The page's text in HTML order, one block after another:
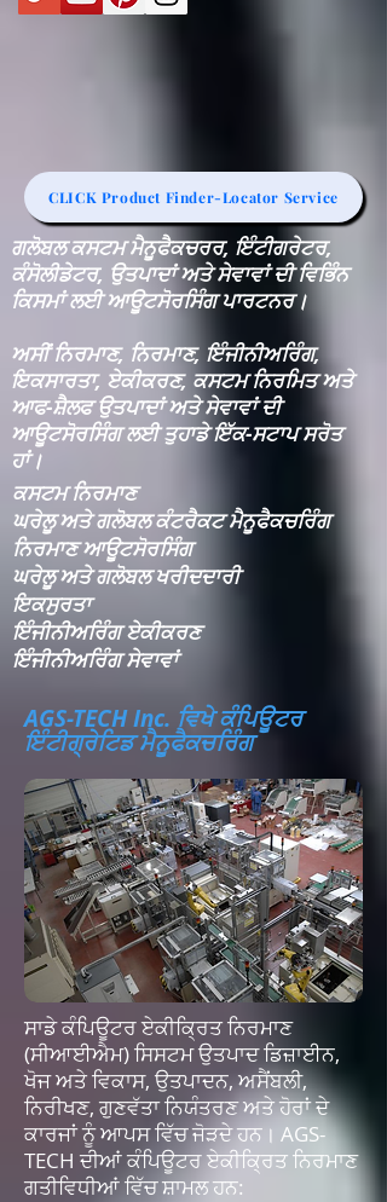
CLICK Product Finder-Locator Service
ਗਲੋਬਲ ਕਸਟਮ ਮੈਨੂਫੈਕਚਰਰ, ਇੰਟੀਗਰੇਟਰ,
ਕੰਸੋਲੀਡੇਟਰ, ਉਤਪਾਦਾਂ ਅਤੇ ਸੇਵਾਵਾਂ ਦੀ ਵਿਭਿੰਨ
ਕਿਸਮਾਂ ਲਈ ਆਊਟਸੋਰਸਿੰਗ ਪਾਰਟਨਰ।
ਅਸੀਂ ਨਿਰਮਾਣ, ਨਿਰਮਾਣ, ਇੰਜੀਨੀਅਰਿੰਗ,
ਇਕਸਾਰਤਾ, ਏਕੀਕਰਣ, ਕਸਟਮ ਨਿਰਮਿਤ ਅਤੇ
ਆਫ-ਸ਼ੈਲਫ ਉਤਪਾਦਾਂ ਅਤੇ ਸੇਵਾਵਾਂ ਦੀ
ਆਊਟਸੋਰਸਿੰਗ ਲਈ ਤੁਹਾਡੇ ਇੱਕ-ਸਟਾਪ ਸਰੋਤ
ਹਾਂ।
ਕਸਟਮ ਨਿਰਮਾਣ
ਘਰੇਲੂ ਅਤੇ ਗਲੋਬਲ ਕੰਟਰੈਕਟ ਮੈਨੂਫੈਕਚਰਿੰਗ
ਨਿਰਮਾਣ ਆਊਟਸੋਰਸਿੰਗ
ਘਰੇਲੂ ਅਤੇ ਗਲੋਬਲ ਖਰੀਦਦਾਰੀ
ਇਕਸੁਰਤਾ​
ਇੰਜੀਨੀਅਰਿੰਗ ਏਕੀਕਰਣ​
ਇੰਜੀਨੀਅਰਿੰਗ ਸੇਵਾਵਾਂ
AGS-TECH Inc. ਵਿਖੇ ਕੰਪਿਊਟਰ
ਇੰਟੀਗ੍ਰੇਟਿਡ ਮੈਨੂਫੈਕਚਰਿੰਗ
ਸਾਡੇ ਕੰਪਿਊਟਰ ਏਕੀਕ੍ਰਿਤ ਨਿਰਮਾਣ
(ਸੀਆਈਐਮ) ਸਿਸਟਮ ਉਤਪਾਦ ਡਿਜ਼ਾਈਨ,
ਖੋਜ ਅਤੇ ਵਿਕਾਸ, ਉਤਪਾਦਨ, ਅਸੈਂਬਲੀ,
ਨਿਰੀਖਣ, ਗੁਣਵੱਤਾ ਨਿਯੰਤਰਣ ਅਤੇ ਹੋਰਾਂ ਦੇ
ਕਾਰਜਾਂ ਨੂੰ ਆਪਸ ਵਿੱਚ ਜੋੜਦੇ ਹਨ। AGS-
TECH ਦੀਆਂ ਕੰਪਿਊਟਰ ਏਕੀਕ੍ਰਿਤ ਨਿਰਮਾਣ
ਗਤੀਵਿਧੀਆਂ ਵਿੱਚ ਸ਼ਾਮਲ ਹਨ: